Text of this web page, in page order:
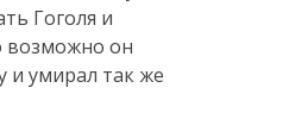
Гоголя и
возможно он
и умирал так же